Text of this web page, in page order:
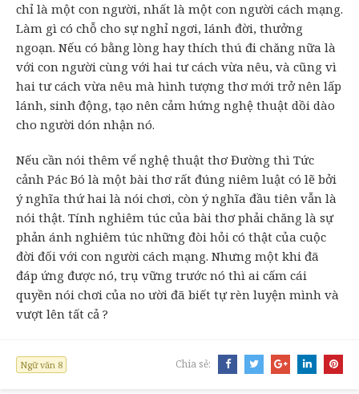
chỉ là một con người, nhất là một con người cách mạng.
Làm gì có chỗ cho sự nghỉ ngơi, lánh đời, thưởng
ngoạn. Nếu có bằng lòng hay thích thú đi chăng nữa là
với con người cùng với hai tư cách vừa nêu, và cũng vì
hai tư cách vừa nêu mà hình tượng thơ mới trở nên lấp
lánh, sinh động, tạo nên cảm hứng nghệ thuật dồi dào
cho người dón nhận nó.
Nếu cần nói thêm vể nghệ thuật thơ Đường thì Tức
cảnh Pác Bó là một bài thơ rất đúng niêm luật có lẽ bởi
ý nghĩa thứ hai là nói chơi, còn ý nghĩa đầu tiên vẫn là
nói thật. Tính nghiêm túc của bài thơ phải chăng là sự
phản ánh nghiêm túc những đòi hỏi có thật của cuộc
đời đối với con người cách mạng. Nhưng một khi đã
đáp ứng được nó, trụ vững trước nó thì ai cấm cái
quyền nói chơi của no ười đã biết tự rèn luyện mình và
vượt lên tất cả ?
Ngữ văn 8 Chia sẻ: